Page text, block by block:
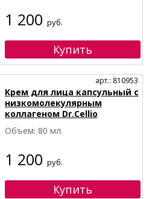
1 200 руб.
арт.: 810953
Крем для лица капсульный с
низкомолекулярным
коллагеном Dr.Cellio
Объем: 80 мл.
1 200 руб.